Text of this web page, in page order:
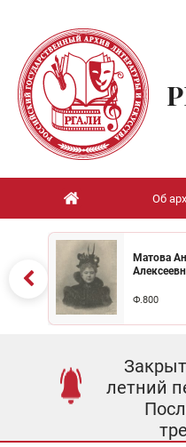
Об
Матова
Ф.800
летний